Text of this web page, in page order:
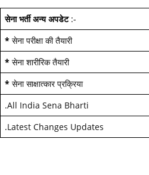
सेना भर्ती अन्य अपडेट:-
* सेना परीक्षा की तैयारी
* सेना शारीरिक तैयारी
* सेना साक्षात्कार प्रक्रिया
.All India Sena Bharti
.Latest Changes Updates